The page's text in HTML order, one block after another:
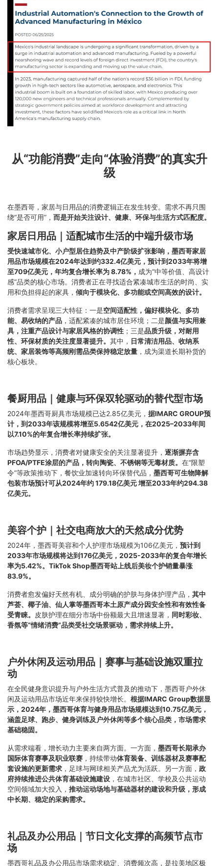
从“功能消费”走向“体验消费”的真实升
级
在墨西哥，家居与日用品的消费逻辑正在发生转变。需求不再只围
绕“是否可用”， 而是开始关注设计、健康、环保与生活方式匹配度。
家居日用品｜适配城市生活的中端升级市场
受快速城市化、小户型居住趋势及中产阶级扩张影响，墨西哥家居
用品市场规模在2024年达到约332.4亿美元，预计到2033年将增
至709亿美元，年均复合增长率为 8.78%， 成为“中等价值、高设计
感”品类的核心市场。消费者正在寻找适合紧凑城市生活的时尚、实
用和负担得起的家具， 倾向于模块化、多功能或空间高效的设计。
消费者需求呈现三大特征：一是空间适配性，偏好模块化、多功
能、易收纳的产品 ，适配紧凑的城市居住环境；二是颜值与实用兼
具，注重产品设计与家居风格的协调性 ；三是品质升级，对耐用
性、环保材质的关注度显著提升。 其中， 日常清洁用品、收纳系
统、家居装饰等高频刚需品类保持稳定放量 ，成为渠道长期补货的
核心板块。
餐厨用品｜健康与环保双轮驱动的替代型市场
2024年墨西哥厨具市场规模已达2.85亿美元， 据IMARC GROUP预
计，到2033年该规模将增至5.6542亿美元，在2025–2033年间
以7.10%的年复合增长率持续扩张。
市场趋势显示，消费者对健康安全的关注显著提升， 逐渐摒弃含
PFOA/PTFE涂层的产品，转向陶瓷、不锈钢等无毒材质。 在“限塑
令”等政策推动下，餐饮业加速转向环保替代品， 墨西哥可生物降解
包装市场预计可从2024年约 179.18亿美元 增至2033年约294.38
亿美元。
美容个护｜社交电商放大的天然成分优势
2024年，墨西哥美容和个人护理市场规模为106亿美元， 预计到
2033年市场规模将达到176亿美元，2025-2033年的复合年增长
率为5.42%。TikTok Shop墨西哥站上线后美妆个护销量暴涨
83.9%。
消费者愈发偏好天然有机、成分明确的护肤与身体护理产品， 其中
芦荟、椰子油、仙人掌等墨西哥本土原产成分因安全性和有效性备
受青睐。
皮肤护理在细分市场中份额最大且增速显著， 同时彩妆、
香氛等“情绪消费”品类受社交场景驱动，需求持续上升。
户外休闲及运动用品｜赛事与基础设施双重拉
动
在全民健身意识提升与户外生活方式普及的推动下，墨西哥户外休
闲及运动用品市场近年来保持较快增长。 根据IMARC Group数据显
示，2024年，墨西哥体育与健身用品市场规模达到10.75亿美元，
涵盖足球、跑步、健身训练及户外休闲等多个核心品类，市场需求
基础稳固。
从需求端看，增长动力主要来自两方面。一方面， 墨西哥长期承办
国际体育赛事及职业联赛 ，持续带动体育装备、训练器材及赛事配
套设施的更新需求 ，足球与网球相关产品尤为活跃。另一方面， 政
府持续推进公共体育基础设施建设 ，在城市社区、学校及公共运动
空间领域加大投入， 推动运动场地与基础器材的建设和升级，形成
中长期、稳定的采购需求。
礼品及办公用品｜节日文化支撑的高频节点市
场
墨西哥礼品及办公用品市场需求稳定、消费频次高，是拉美地区极